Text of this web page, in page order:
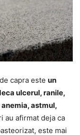
capra este un
ulcerul, ranile,
astmul,
au afirmat deja ca
este mai